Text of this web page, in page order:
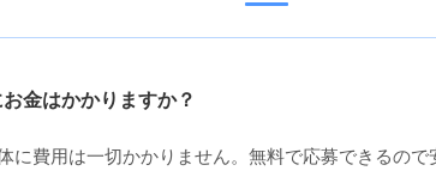
金はかかりますか？
に費用は一切かかりません。無料で応募できるので